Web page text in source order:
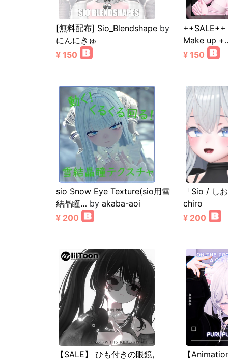
[無料配布] Sio_Blendshape by
にんにきゅ
¥ 150
Make up
¥ 150
sio Snow Eye Texture(sio用雪
結晶瞳… by akaba-aoi
¥ 200
「Sio / し
chiro
¥ 200
【SALE】 ひも付きの眼鏡,
【